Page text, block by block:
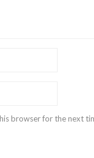
browser for the next